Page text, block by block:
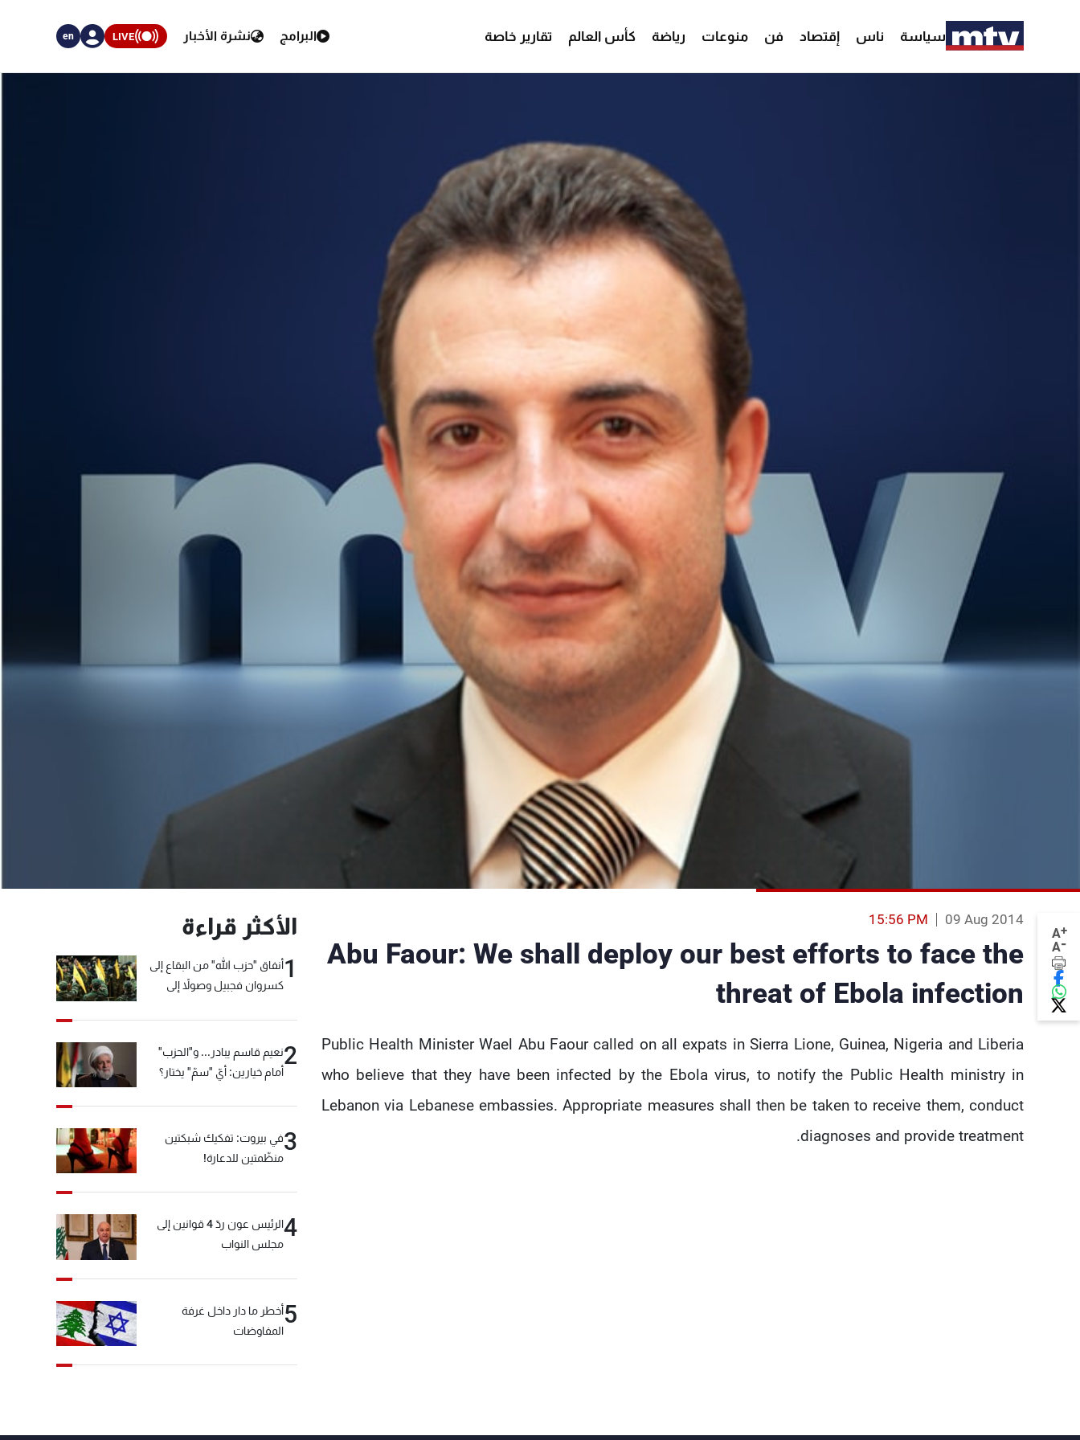
سياسة ناس إقتصاد فن منوعات رياضة كأس العالم تقارير خاصة البرامج نشرة الأخبار LIVE
en
A+
A-
09 Aug 2014
15:56 PM
Abu Faour: We shall deploy our best efforts to face the
threat of Ebola infection
Public Health Minister Wael Abu Faour called on all expats in Sierra Lione, Guinea, Nigeria and Liberia
who believe that they have been infected by the Ebola virus, to notify the Public Health ministry in
Lebanon via Lebanese embassies. Appropriate measures shall then be taken to receive them, conduct
diagnoses and provide treatment.
الأكثر قراءة
1أنفاق "حزب الله" من البقاع إلى
كسروان فجبيل وصولاً إلى
2نعيم قاسم يبادر... و"الحزب"
أمام خيارين: أيّ "سمّ" يختار؟
3في بيروت: تفكيك شبكتين
منظّمتين للدعارة!
4
الرئيس عون ردّ 4 قوانين إلى
مجلس النواب
5أخطر ما دار داخل غرفة
المفاوضات